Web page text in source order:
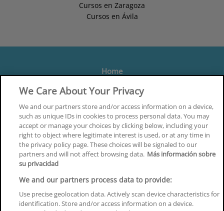
Cursos en Zaragoza
Cursos en Ávila
Home
Formación
Centros
Orientación
Quiénes somos
Contacta
Política de Privacidad
Política de Cookies
We Care About Your Privacy
We and our partners store and/or access information on a device,
such as unique IDs in cookies to process personal data. You may
accept or manage your choices by clicking below, including your
right to object where legitimate interest is used, or at any time in
the privacy policy page. These choices will be signaled to our
partners and will not affect browsing data. Más información sobre
su privacidad
We and our partners process data to provide:
Use precise geolocation data. Actively scan device characteristics for
identification. Store and/or access information on a device.